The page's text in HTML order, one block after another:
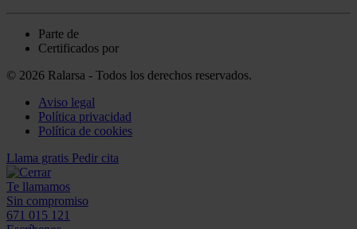
Parte de
Certificados por
© 2026 Ralarsa - Todos los derechos reservados.
Aviso legal
Política privacidad
Política de cookies
Llama gratis Pedir cita
Te llamamos
Sin compromiso
671 015 121